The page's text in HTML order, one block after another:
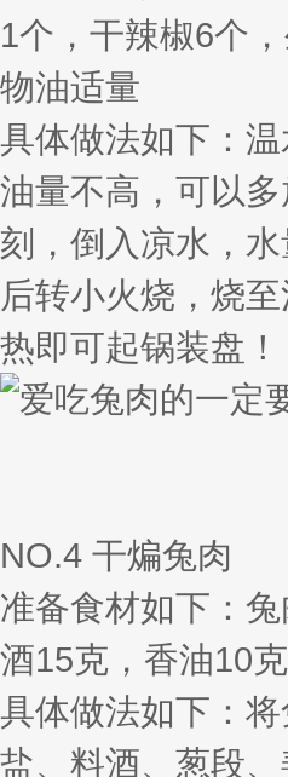
1个，干辣椒6个
物油适量
具体做法如下：
油量不高，可以
刻，倒入凉水，
后转小火烧，烧
热即可起锅装盘！
NO.4 干煸兔肉
准备食材如下：
酒15克，香油10
具体做法如下：
盐、料酒、葱段